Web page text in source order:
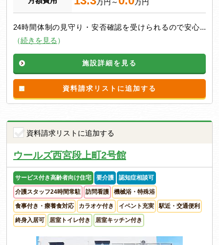
24時間体制の見守り・安否確認を受けられるので安心...
（続きを見る ）
施設詳細を見る
資料請求リストに追加する
資料請求リストに追加する
ウールズ西宮段上町2号館
サービス付き高齢者向け住宅 要介護 認知症相談可
介護スタッフ24時間常駐 訪問看護 機械浴・特殊浴
食事付き・療養食対応 カラオケ付き イベント充実 駅近・交通便利
終身入居可 居室トイレ付き 居室キッチン付き